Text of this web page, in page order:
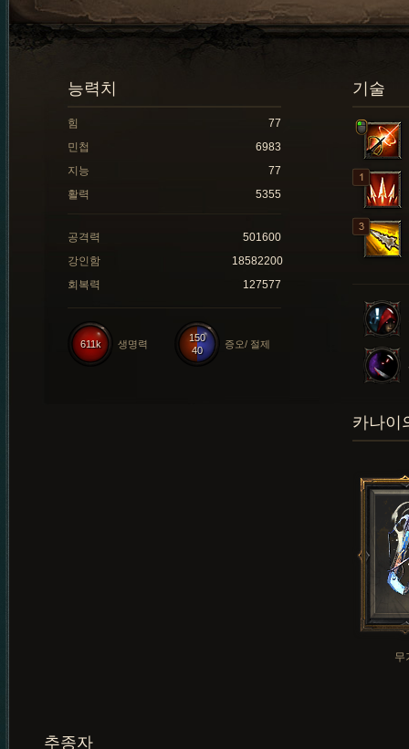
기술
능력치
힘
77
민첩
6983
지능
77
활력
5355
공격력
501600
강인함
18582200
회복력
127577
150
40
증오/ 절제
611k 생명력
카나이
무
추종자